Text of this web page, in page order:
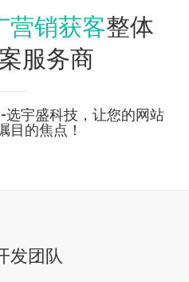
营销获客整体
服务商
宇盛科技，让您的网站
目的焦点！
发团队